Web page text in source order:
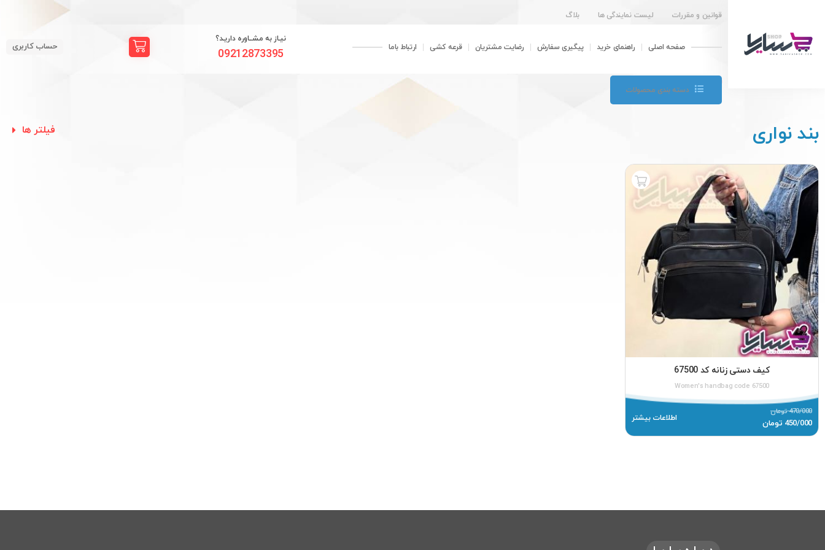
قوانین و مقررات لیست نمایندگی ها بلاگ
صفحه اصلی راهنمای خرید پیگیری سفارش رضایت مشتریان قرعه کشی ارتباط باما
نیـاز به مشــاوره داریـد؟
09212873395 حساب کاربری
دسته بندی محصولات
بند نواری فیلتر ها
کیف دستی زنانه کد 67500
Women's handbag code 67500
470/000تومان
450/000 تومان اطلاعات بیشتر